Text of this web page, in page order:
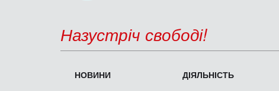
Назустріч свободі!
НОВИНИ
ДІЯЛЬНІСТЬ